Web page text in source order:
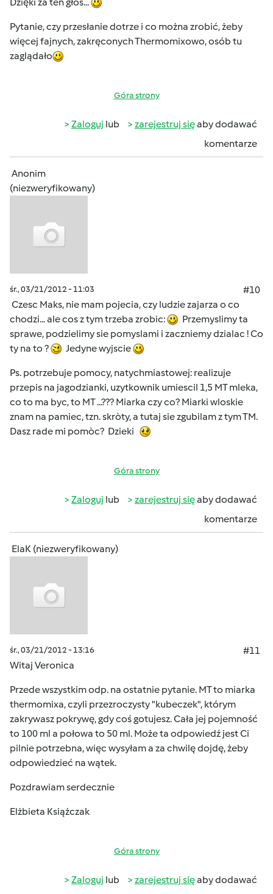
Pytanie, czy przesłanie dotrze i co można zrobić, żeby
więcej fajnych, zakręconych Thermomixowo, osób tu
zaglądało
Góra strony
Zaloguj lub zarejestruj sięaby dodawać
komentarze
Anonim
(niezweryfikowany)
śr., 03/21/2012 - 11:03
#10
Czesc Maks, nie mam pojecia, czy ludzie zajarza o co
chodzi... ale cos z tym trzeba zrobic:
Przemyslimy ta
sprawe, podzielimy sie pomyslami i zaczniemy dzialac ! Co
ty na to ?
Jedyne wyjscie
Ps. potrzebuje pomocy, natychmiastowej: realizuje
przepis na jagodzianki, uzytkownik umiescil 1,5 MT mleka,
co to ma byc, to MT ...??? Miarka czy co? Miarki wloskie
znam na pamiec, tzn. skròty, a tutaj sie zgubilam z tym TM.
Dasz rade mi pomòc? Dzieki
Góra strony
Zaloguj lub zarejestruj sięaby dodawać
komentarze
ElaK (niezweryfikowany)
śr., 03/21/2012 - 13:16
#11
Witaj Veronica
Przede wszystkim odp. na ostatnie pytanie. MT to miarka
thermomixa, czyli przezroczysty "kubeczek", którym
zakrywasz pokrywę, gdy coś gotujesz. Cała jej pojemność
to 100 ml a połowa to 50 ml. Może ta odpowiedź jest Ci
pilnie potrzebna, więc wysyłam a za chwilę dojdę, żeby
odpowiedzieć na wątek.
Pozdrawiam serdecznie
Elżbieta Książczak
Góra strony
Zaloguj lub zarejestruj sięaby dodawać